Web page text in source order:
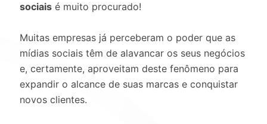
sociais é muito procurado!
Muitas empresas já perceberam o poder que as
mídias sociais têm de alavancar os seus negócios
e, certamente, aproveitam deste fenômeno para
expandir o alcance de suas marcas e conquistar
novos clientes.